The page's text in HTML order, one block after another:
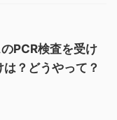
PCR検査を受け
？どうやって？